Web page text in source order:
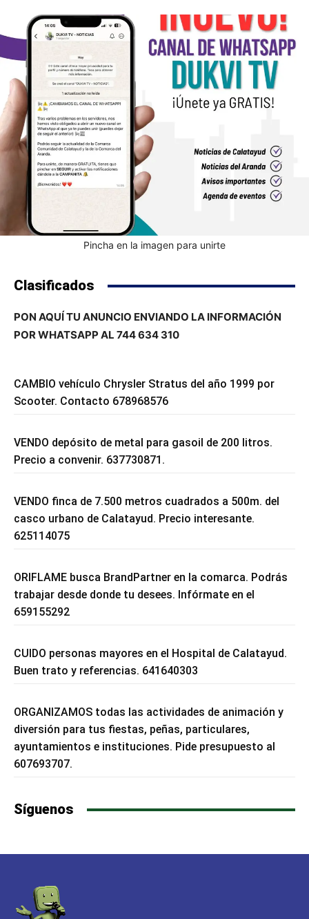
Pincha en la imagen para unirte
Clasificados
PON AQUÍ TU ANUNCIO ENVIANDO LA INFORMACIÓN
POR WHATSAPP AL 744 634 310
CAMBIO vehículo Chrysler Stratus del año 1999 por
Scooter. Contacto 678968576
VENDO depósito de metal para gasoil de 200 litros.
Precio a convenir. 637730871.
VENDO finca de 7.500 metros cuadrados a 500m. del
casco urbano de Calatayud. Precio interesante.
625114075
ORIFLAME busca BrandPartner en la comarca. Podrás
trabajar desde donde tu desees. Infórmate en el
659155292
CUIDO personas mayores en el Hospital de Calatayud.
Buen trato y referencias. 641640303
ORGANIZAMOS todas las actividades de animación y
diversión para tus fiestas, peñas, particulares,
ayuntamientos e instituciones. Pide presupuesto al
607693707.
Síguenos